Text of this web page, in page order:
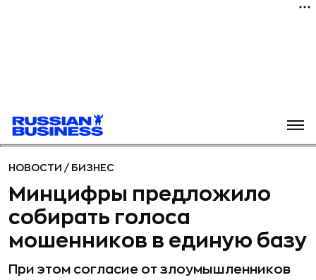
НОВОСТИ / БИЗНЕС
Минцифры предложило
собирать голоса
мошенников в единую базу
При этом согласие от злоумышленников